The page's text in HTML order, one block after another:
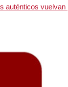
auténticos vuelvan